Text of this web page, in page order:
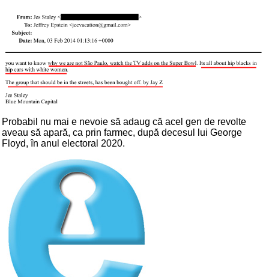
Probabil nu mai e nevoie să adaug că acel gen de revolte
aveau să apară, ca prin farmec, după decesul lui George
Floyd, în anul electoral 2020.